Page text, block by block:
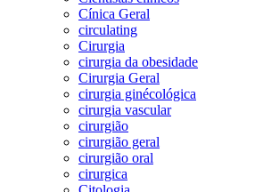
Cínica Geral
circulating
Cirurgia
cirurgia da obesidade
Cirurgia Geral
cirurgia ginécológica
cirurgia vascular
cirurgião
cirurgião geral
cirurgião oral
cirurgica